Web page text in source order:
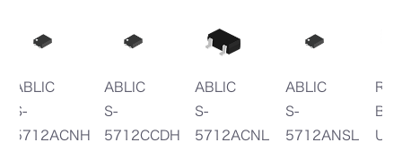
ABLIC
S-
5712CCDH
ABLIC
S-
5712ACNL
ABLIC
S-
5712ANSL
ROHM
BU52494N
UZ-ZE2